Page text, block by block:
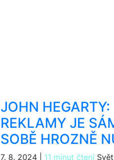
JOHN HEGARTY:
REKLAMY JE
SOBĚ HROZNĚ
7. 8. 2024 11 minut čtení